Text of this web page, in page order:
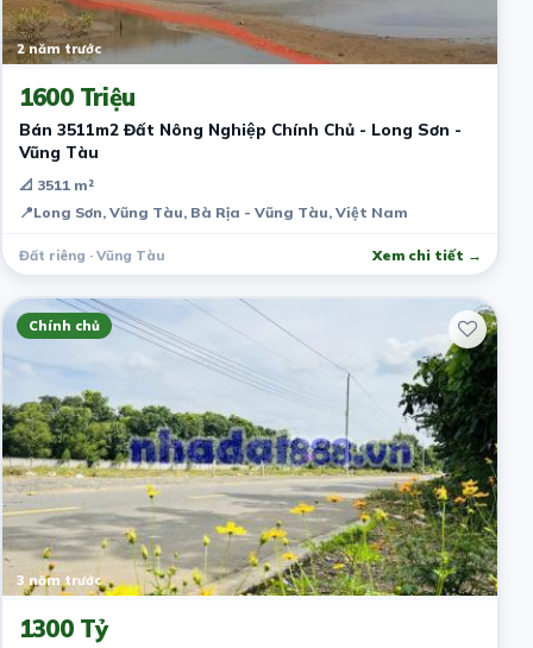
2 năm trước
1600 Triệu
Bán 3511m2 Đất Nông Nghiệp Chính Chủ - Long Sơn -
Vũng Tàu
📐 3511 m²
📍Long Sơn, Vũng Tàu, Bà Rịa - Vũng Tàu, Việt Nam
Đất riêng · Vũng Tàu Xem chi tiết →
Chính chủ
3 năm trước
1300 Tỷ